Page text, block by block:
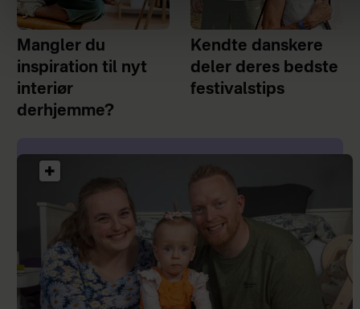
Mangler du
inspiration til nyt
interiør
derhjemme?
Kendte danskere
deler deres bedste
festivalstips